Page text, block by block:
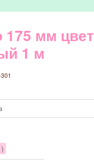
175 мм цвет
1 м
)